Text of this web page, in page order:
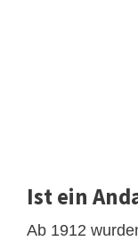
Ist ein
Ab 1912